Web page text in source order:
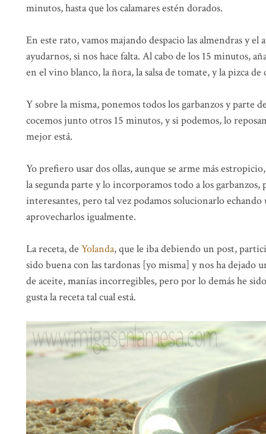
minutos, hasta que los calamares estén dorados.
En este rato, vamos majando despacio las almendras y el
ayudarnos, si nos hace falta. Al cabo de los 15 minutos,
en el vino blanco, la ñora, la salsa de tomate, y la pizca de
Y sobre la misma, ponemos todos los garbanzos y parte
cocemos junto otros 15 minutos, y si podemos, lo
mejor está.
Yo prefiero usar dos ollas, aunque se arme más
la segunda parte y lo incorporamos todo a los garbanzos,
interesantes, pero tal vez podamos solucionarlo echando
aprovecharlos igualmente.
La receta, de Yolanda, que le iba debiendo un post,
sido buena con las tardonas [yo misma] y nos ha dejado
de aceite, manías incorregibles, pero por lo demás he
gusta la receta tal cual está.